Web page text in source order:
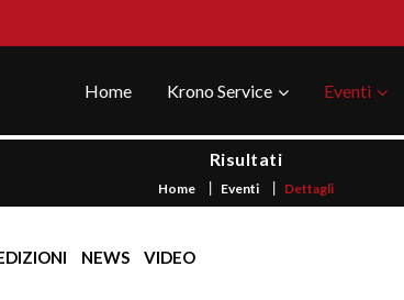
Home Krono Service Eventi
Risultati
Home Eventi Dettagli
NEWS VIDEO